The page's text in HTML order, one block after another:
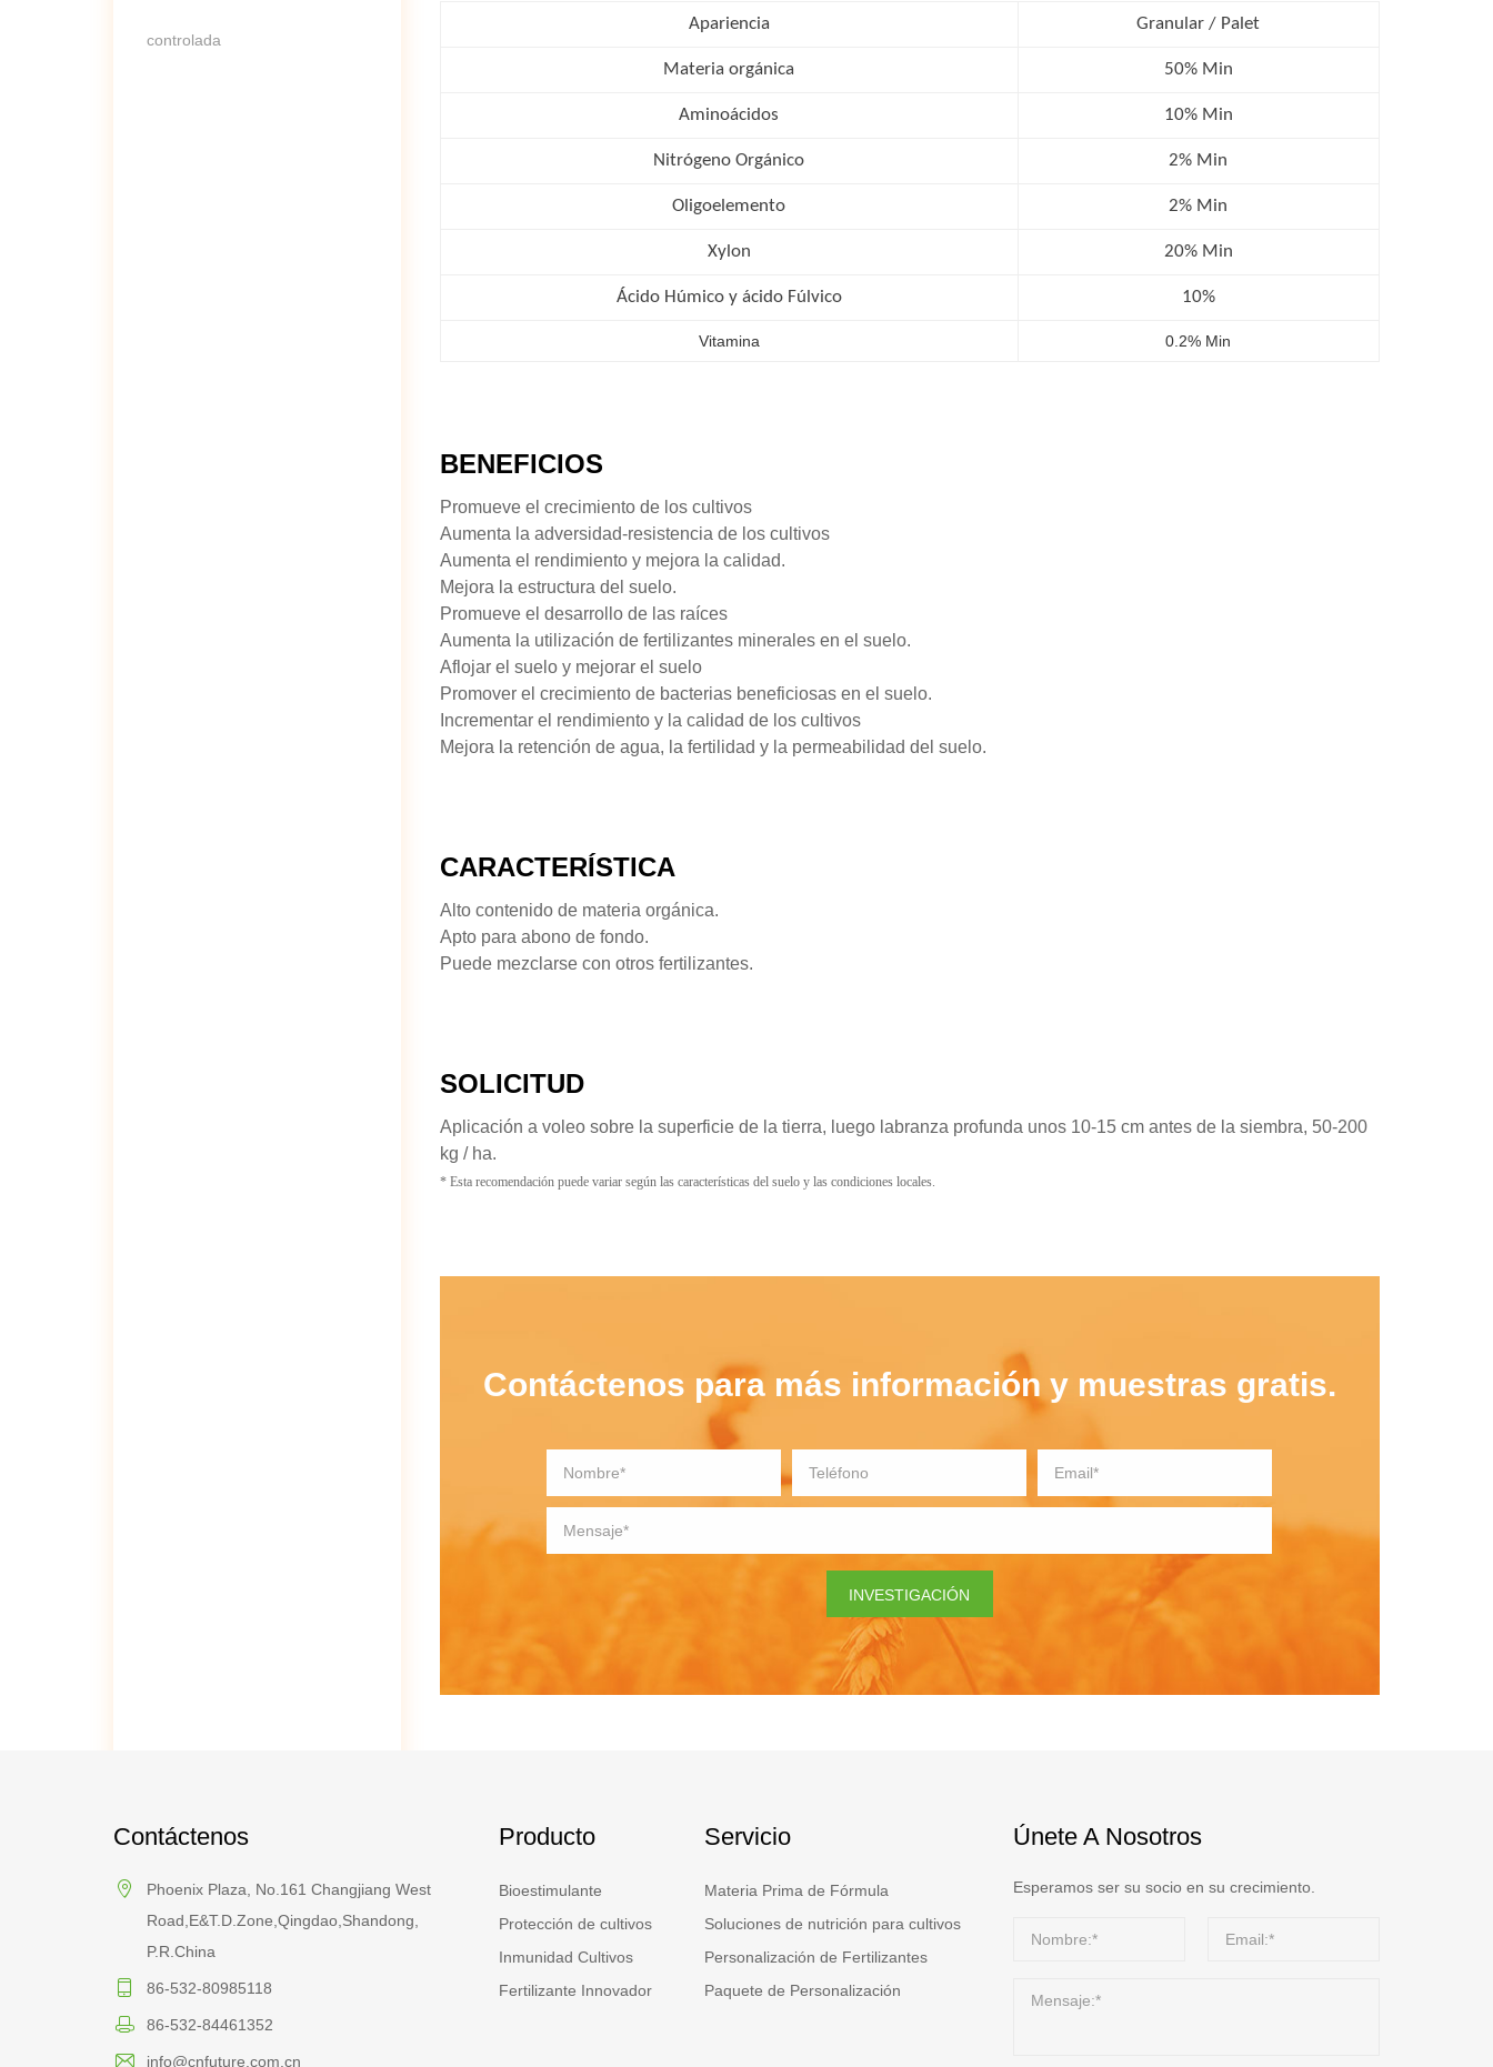
controlada
Apariencia Granular / Palet
Materia orgánica 50% Min
Aminoácidos 10% Min
Nitrógeno Orgánico 2% Min
Oligoelemento 2% Min
Xylon 20% Min
Ácido Húmico y ácido Fúlvico 10%
Vitamina 0.2% Min
BENEFICIOS
Promueve el crecimiento de los cultivos
Aumenta la adversidad-resistencia de los cultivos
Aumenta el rendimiento y mejora la calidad.
Mejora la estructura del suelo.
Promueve el desarrollo de las raíces
Aumenta la utilización de fertilizantes minerales en el suelo.
Aflojar el suelo y mejorar el suelo
Promover el crecimiento de bacterias beneficiosas en el suelo.
Incrementar el rendimiento y la calidad de los cultivos
Mejora la retención de agua, la fertilidad y la permeabilidad del suelo.
CARACTERÍSTICA
Alto contenido de materia orgánica.
Apto para abono de fondo.
Puede mezclarse con otros fertilizantes.
SOLICITUD
Aplicación a voleo sobre la superficie de la tierra, luego labranza profunda unos 10-15 cm antes de la siembra, 50-200
kg / ha.
* Esta recomendación puede variar según las características del suelo y las condiciones locales.
Contáctenos para más información y muestras gratis.
INVESTIGACIÓN
Contáctenos
Phoenix Plaza, No.161 Changjiang West
Road,E&T.D.Zone,Qingdao,Shandong,
P.R.China
86-532-80985118
86-532-84461352
info@cnfuture.com.cn
Producto
Bioestimulante
Protección de cultivos
Inmunidad Cultivos
Fertilizante Innovador
Servicio
Materia Prima de Fórmula
Soluciones de nutrición para cultivos
Personalización de Fertilizantes
Paquete de Personalización
Únete A Nosotros
Esperamos ser su socio en su crecimiento.